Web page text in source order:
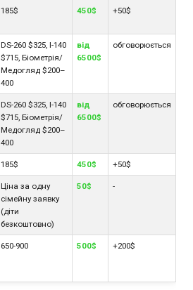
185$ 450$ +50$
DS-260 $325, I-140
$715, Біометрія/
Медогляд $200–
400
від
6500$
обговорюється
DS-260 $325, I-140
$715, Біометрія/
Медогляд $200–
400
від
6500$
обговорюється
185$ 450$ +50$
Ціна за одну
сімейну заявку
(діти
безкоштовно)
50$ -
650-900 500$ +200$